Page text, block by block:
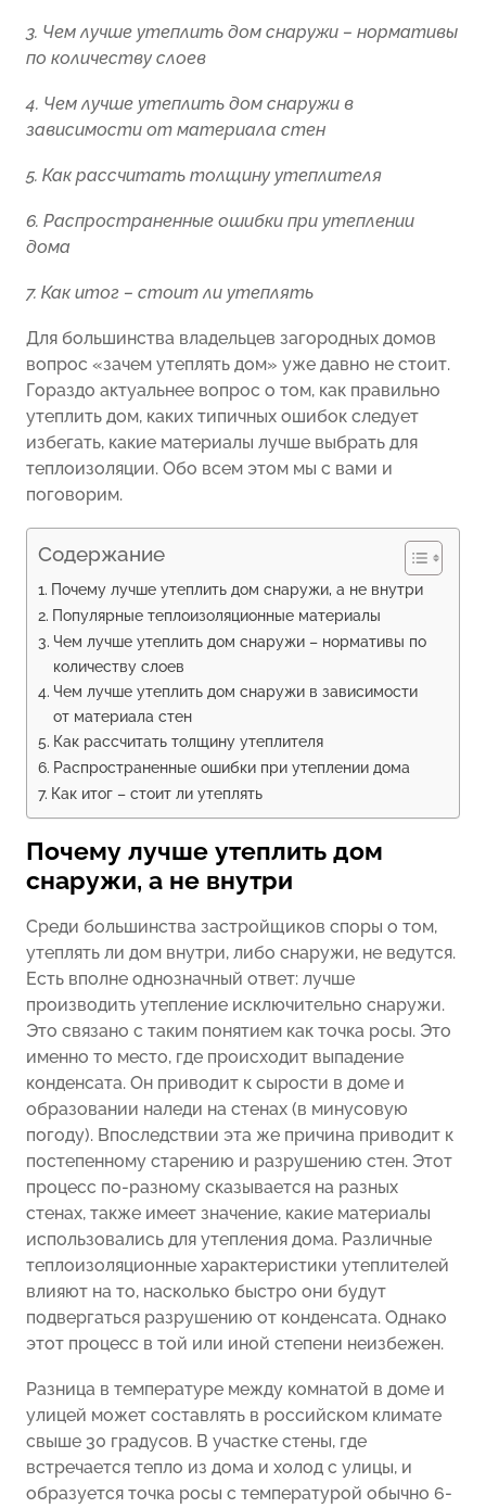
3. Чем лучше утеплить дом снаружи – нормативы
по количеству слоев
4. Чем лучше утеплить дом снаружи в
зависимости от материала стен
5. Как рассчитать толщину утеплителя
6. Распространенные ошибки при утеплении
дома
7. Как итог – стоит ли утеплять
Для большинства владельцев загородных домов
вопрос «зачем утеплять дом» уже давно не стоит.
Гораздо актуальнее вопрос о том, как правильно
утеплить дом, каких типичных ошибок следует
избегать, какие материалы лучше выбрать для
теплоизоляции. Обо всем этом мы с вами и
поговорим.
Содержание
Почему лучше утеплить дом снаружи, а не внутри
Популярные теплоизоляционные материалы
Чем лучше утеплить дом снаружи – нормативы по
количеству слоев
Чем лучше утеплить дом снаружи в зависимости
от материала стен
Как рассчитать толщину утеплителя
Распространенные ошибки при утеплении дома
Как итог – стоит ли утеплять
Почему лучше утеплить дом
снаружи, а не внутри
Среди большинства застройщиков споры о том,
утеплять ли дом внутри, либо снаружи, не ведутся.
Есть вполне однозначный ответ: лучше
производить утепление исключительно снаружи.
Это связано с таким понятием как точка росы. Это
именно то место, где происходит выпадение
конденсата. Он приводит к сырости в доме и
образовании наледи на стенах (в минусовую
погоду). Впоследствии эта же причина приводит к
постепенному старению и разрушению стен. Этот
процесс по-разному сказывается на разных
стенах, также имеет значение, какие материалы
использовались для утепления дома. Различные
теплоизоляционные характеристики утеплителей
влияют на то, насколько быстро они будут
подвергаться разрушению от конденсата. Однако
этот процесс в той или иной степени неизбежен.
Разница в температуре между комнатой в доме и
улицей может составлять в российском климате
свыше 30 градусов. В участке стены, где
встречается тепло из дома и холод с улицы, и
образуется точка росы с температурой обычно 6-